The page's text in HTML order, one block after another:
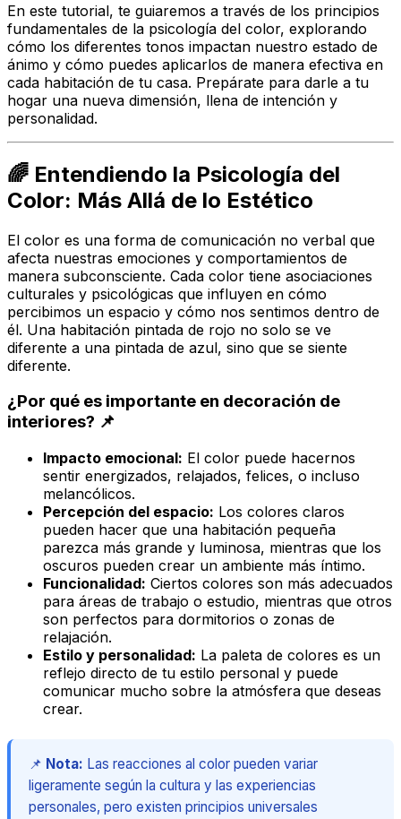
En este tutorial, te guiaremos a través de los principios
fundamentales de la psicología del color, explorando
cómo los diferentes tonos impactan nuestro estado de
ánimo y cómo puedes aplicarlos de manera efectiva en
cada habitación de tu casa. Prepárate para darle a tu
hogar una nueva dimensión, llena de intención y
personalidad.
🌈 Entendiendo la Psicología del
Color: Más Allá de lo Estético
El color es una forma de comunicación no verbal que
afecta nuestras emociones y comportamientos de
manera subconsciente. Cada color tiene asociaciones
culturales y psicológicas que influyen en cómo
percibimos un espacio y cómo nos sentimos dentro de
él. Una habitación pintada de rojo no solo se ve
diferente a una pintada de azul, sino que se siente
diferente.
¿Por qué es importante en decoración de
interiores? 📌
Impacto emocional: El color puede hacernos
sentir energizados, relajados, felices, o incluso
melancólicos.
Percepción del espacio: Los colores claros
pueden hacer que una habitación pequeña
parezca más grande y luminosa, mientras que los
oscuros pueden crear un ambiente más íntimo.
Funcionalidad: Ciertos colores son más adecuados
para áreas de trabajo o estudio, mientras que otros
son perfectos para dormitorios o zonas de
relajación.
Estilo y personalidad: La paleta de colores es un
reflejo directo de tu estilo personal y puede
comunicar mucho sobre la atmósfera que deseas
crear.
📌 Nota: Las reacciones al color pueden variar
ligeramente según la cultura y las experiencias
personales, pero existen principios universales